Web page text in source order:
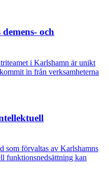
och
i Karlshamn är unikt
in från verksamheterna
som förvaltas av Karlshamns
funktionsnedsättning kan